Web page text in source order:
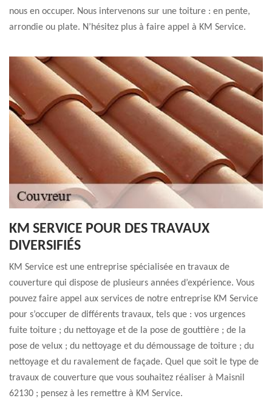
nous en occuper. Nous intervenons sur une toiture : en pente,
arrondie ou plate. N’hésitez plus à faire appel à KM Service.
KM SERVICE POUR DES TRAVAUX
DIVERSIFIÉS
KM Service est une entreprise spécialisée en travaux de
couverture qui dispose de plusieurs années d’expérience. Vous
pouvez faire appel aux services de notre entreprise KM Service
pour s’occuper de différents travaux, tels que : vos urgences
fuite toiture ; du nettoyage et de la pose de gouttière ; de la
pose de velux ; du nettoyage et du démoussage de toiture ; du
nettoyage et du ravalement de façade. Quel que soit le type de
travaux de couverture que vous souhaitez réaliser à Maisnil
62130 ; pensez à les remettre à KM Service.